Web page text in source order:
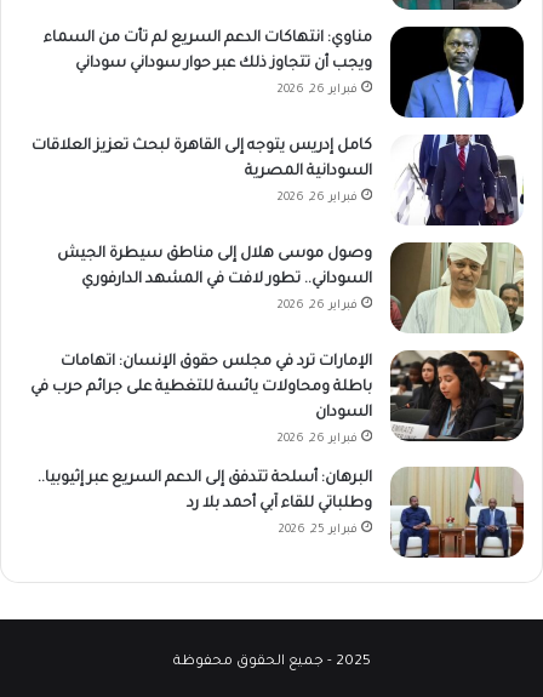
مناوي: انتهاكات الدعم السريع لم تأت من السماء
ويجب أن تتجاوز ذلك عبر حوار سوداني سوداني
فبراير 26, 2026
كامل إدريس يتوجه إلى القاهرة لبحث تعزيز العلاقات
السودانية المصرية
فبراير 26, 2026
وصول موسى هلال إلى مناطق سيطرة الجيش
السوداني.. تطور لافت في المشهد الدارفوري
فبراير 26, 2026
الإمارات ترد في مجلس حقوق الإنسان: اتهامات
باطلة ومحاولات يائسة للتغطية على جرائم حرب في
السودان
فبراير 26, 2026
البرهان: أسلحة تتدفق إلى الدعم السريع عبر إثيوبيا..
وطلباتي للقاء آبي أحمد بلا رد
فبراير 25, 2026
2025 - جميع الحقوق محفوظة